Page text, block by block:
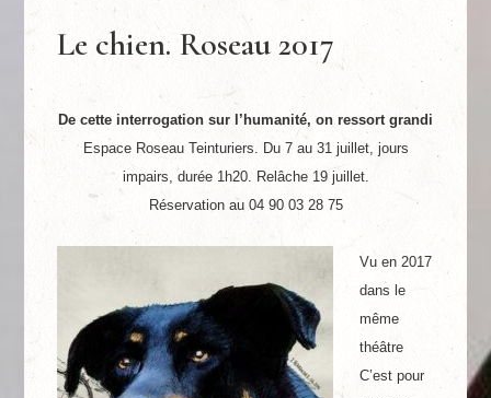
Le chien. Roseau 2017
De cette interrogation sur l’humanité, on ressort grandi
Espace Roseau Teinturiers. Du 7 au 31 juillet, jours
impairs, durée 1h20. Relâche 19 juillet.
Réservation au 04 90 03 28 75
Vu en 2017
dans le
même
théâtre
C’est pour